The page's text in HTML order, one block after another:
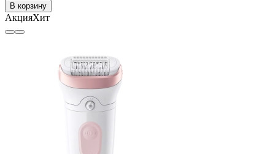
В корзину
АкцияХит